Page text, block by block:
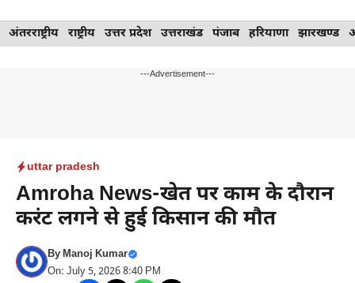
Skip
to
अंतरराष्ट्रीय राष्ट्रीय उत्तर प्रदेश उत्तराखंड पंजाब हरियाणा झारखण्ड
---Advertisement---
uttar pradesh
Amroha News-खेत पर काम के दौरान
करंट लगने से हुई किसान की मौत
ByManoj Kumar
On: July 5, 2026 8:40 PM